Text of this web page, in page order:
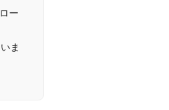
ー
ま